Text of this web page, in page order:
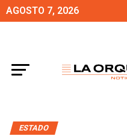
AGOSTO 7, 2026
ESTADO